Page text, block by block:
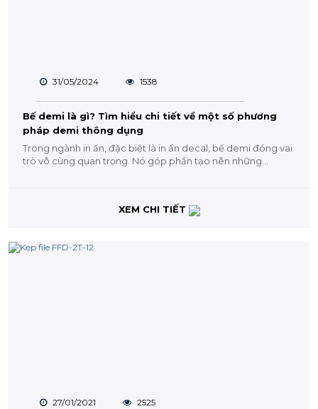
31/05/2024 1538
Bế demi là gì? Tìm hiểu chi tiết về một số phương
pháp demi thông dụng
Trong ngành in ấn, đặc biệt là in ấn decal, bế demi đóng vai
trò vô cùng quan trọng. Nó góp phần tạo nên những...
XEM CHI TIẾT
27/01/2021 2525